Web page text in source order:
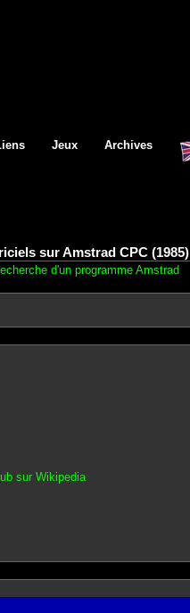
Jeux Archives
sur Amstrad CPC (1985)
d'un programme Amstrad
sur Wikipedia